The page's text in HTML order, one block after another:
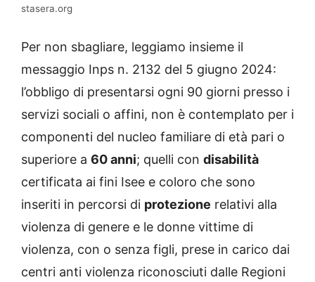
stasera.org
Per non sbagliare, leggiamo insieme il
messaggio Inps n. 2132 del 5 giugno 2024:
l’obbligo di presentarsi ogni 90 giorni presso i
servizi sociali o affini, non è contemplato per i
componenti del nucleo familiare di età pari o
superiore a 60 anni; quelli con disabilità
certificata ai fini Isee e coloro che sono
inseriti in percorsi di protezione relativi alla
violenza di genere e le donne vittime di
violenza, con o senza figli, prese in carico dai
centri anti violenza riconosciuti dalle Regioni